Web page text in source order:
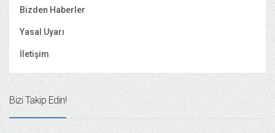
Bizden Haberler
Yasal Uyarı
İletişim
Bizi Takip Edin!